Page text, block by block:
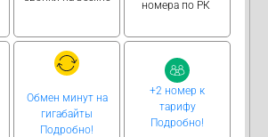
номера по РК
Обмен минут на
гигабайты
Подробно!
+2 номер к
тарифу
Подробно!